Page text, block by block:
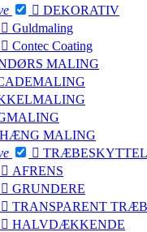
 DEKORATIV
 Guldmaling
 Contec Coating
MALING
MALING

 AFRENS
 GRUNDERE
 TRANSPARENT
 HALVDÆKKENDE